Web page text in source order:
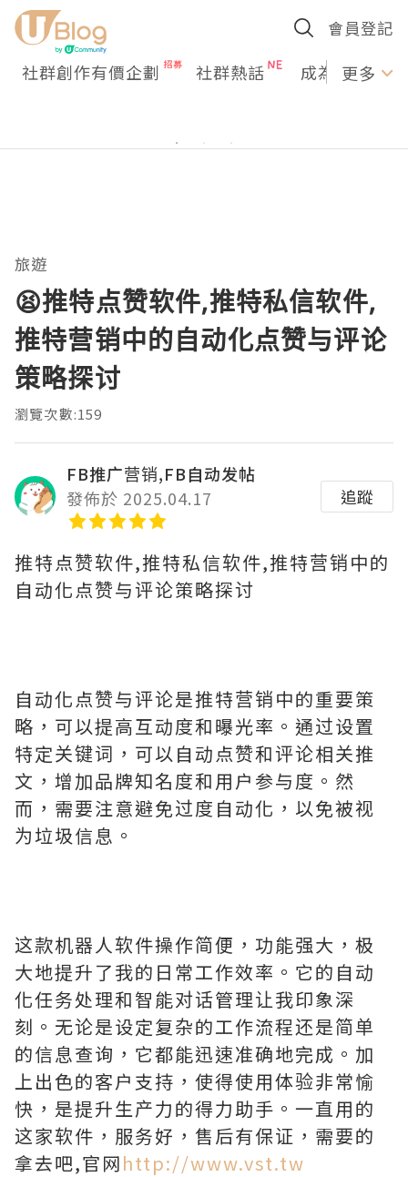
會員登記
社群創作有價企劃 社群熱話 成為U更多
旅遊
😫推特点赞软件,推特私信软件,
推特营销中的自动化点赞与评论
策略探讨
瀏覽次數:159
FB推广营销,FB自动发帖
發佈於 2025.04.17
追蹤
推特点赞软件,推特私信软件,推特营销中的
自动化点赞与评论策略探讨
自动化点赞与评论是推特营销中的重要策
略，可以提高互动度和曝光率。通过设置
特定关键词，可以自动点赞和评论相关推
文，增加品牌知名度和用户参与度。然
而，需要注意避免过度自动化，以免被视
为垃圾信息。
这款机器人软件操作简便，功能强大，极
大地提升了我的日常工作效率。它的自动
化任务处理和智能对话管理让我印象深
刻。无论是设定复杂的工作流程还是简单
的信息查询，它都能迅速准确地完成。加
上出色的客户支持，使得使用体验非常愉
快，是提升生产力的得力助手。一直用的
这家软件，服务好，售后有保证，需要的
拿去吧,官网http://www.vst.tw